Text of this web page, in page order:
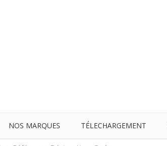
NOS MARQUES TÉLECHARGEMENT